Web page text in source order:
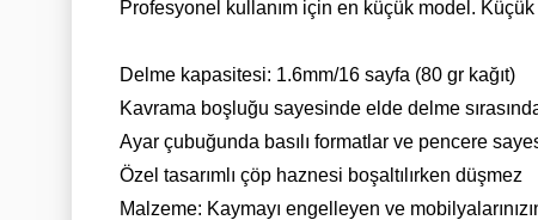
Profesyonel kullanım için en küçük model.
Delme kapasitesi: 1.6mm/16 sayfa (80 gr kağıt)
Kavrama boşluğu sayesinde elde delme
Ayar çubuğunda basılı formatlar ve pencere
Özel tasarımlı çöp haznesi boşaltılırken düşmez
Malzeme: Kaymayı engelleyen ve